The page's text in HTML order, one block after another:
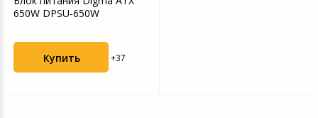
650W DPSU-650W
Купить +37